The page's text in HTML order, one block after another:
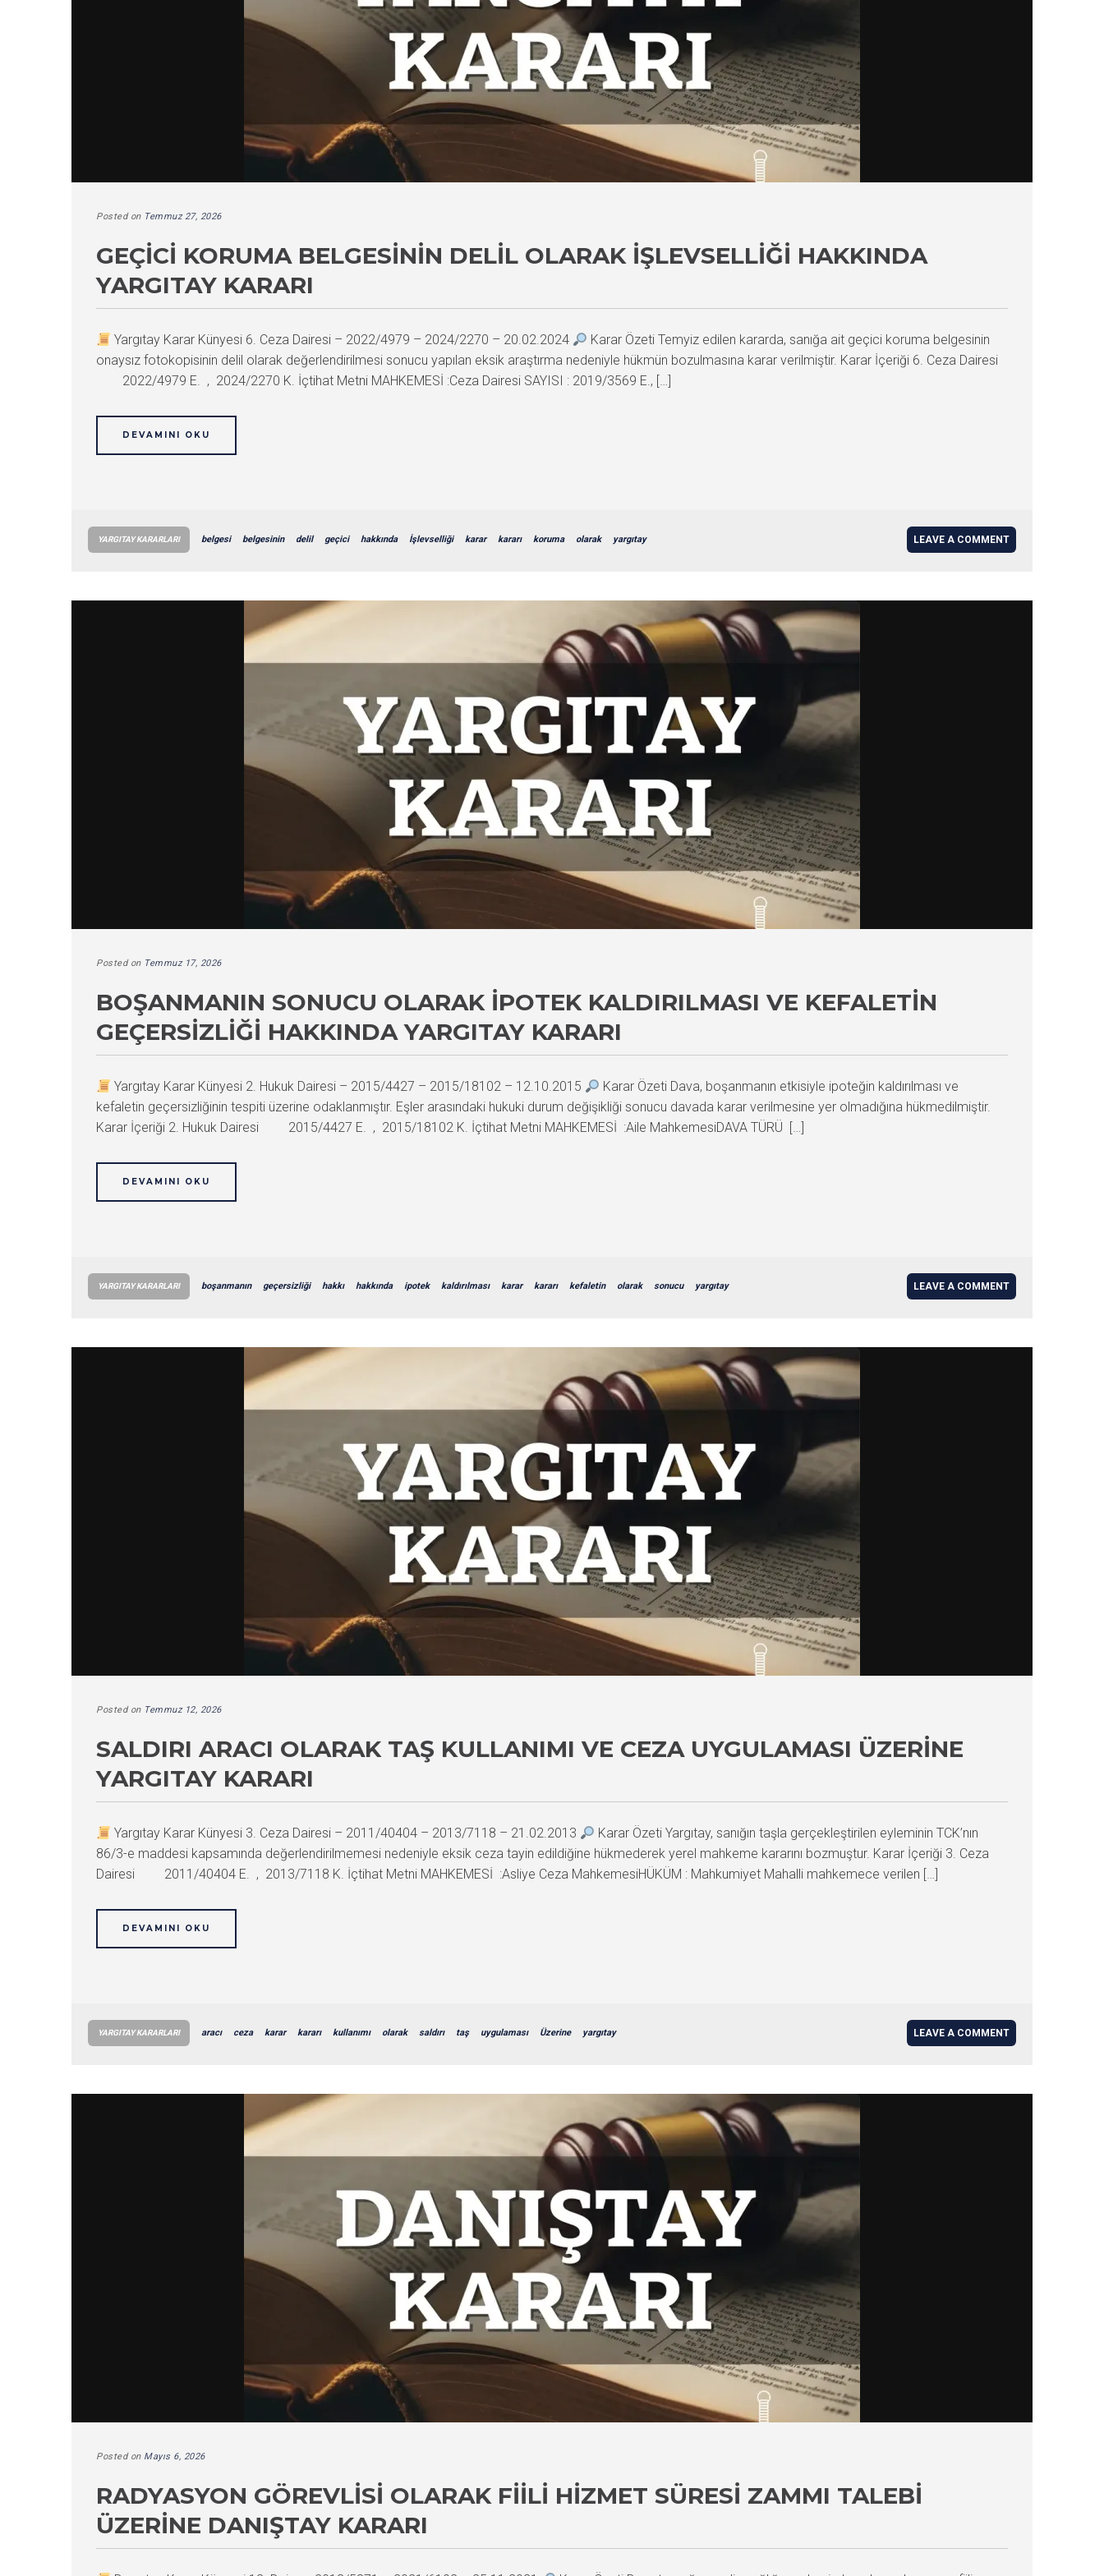
Posted on Temmuz 27, 2026
GEÇICI KORUMA BELGESININ DELIL OLARAK İŞLEVSELLIĞI HAKKINDA
YARGITAY KARARI
Yargıtay Karar Künyesi 6. Ceza Dairesi – 2022/4979 – 2024/2270 – 20.02.2024
Karar Özeti Temyiz edilen kararda, sanığa ait geçici koruma belgesinin
onaysız fotokopisinin delil olarak değerlendirilmesi sonucu yapılan eksik araştırma nedeniyle hükmün bozulmasına karar verilmiştir. Karar İçeriği 6. Ceza Dairesi
2022/4979 E. , 2024/2270 K. İçtihat Metni MAHKEMESİ :Ceza Dairesi SAYISI : 2019/3569 E., […]
DEVAMINI OKU
YARGITAY KARARLARI belgesi belgesinin delil geçici hakkında İşlevselliği karar kararı koruma olarak yargıtay LEAVE A COMMENT
Posted on Temmuz 17, 2026
BOŞANMANIN SONUCU OLARAK İPOTEK KALDIRILMASI VE KEFALETIN
GEÇERSIZLIĞI HAKKINDA YARGITAY KARARI
Yargıtay Karar Künyesi 2. Hukuk Dairesi – 2015/4427 – 2015/18102 – 12.10.2015
Karar Özeti Dava, boşanmanın etkisiyle ipoteğin kaldırılması ve
kefaletin geçersizliğinin tespiti üzerine odaklanmıştır. Eşler arasındaki hukuki durum değişikliği sonucu davada karar verilmesine yer olmadığına hükmedilmiştir.
Karar İçeriği 2. Hukuk Dairesi 2015/4427 E. , 2015/18102 K. İçtihat Metni MAHKEMESİ :Aile MahkemesiDAVA TÜRÜ […]
DEVAMINI OKU
YARGITAY KARARLARI boşanmanın geçersizliği hakkı hakkında ipotek kaldırılması karar kararı kefaletin olarak sonucu yargıtay LEAVE A COMMENT
Posted on Temmuz 12, 2026
SALDIRI ARACI OLARAK TAŞ KULLANIMI VE CEZA UYGULAMASI ÜZERINE
YARGITAY KARARI
Yargıtay Karar Künyesi 3. Ceza Dairesi – 2011/40404 – 2013/7118 – 21.02.2013
Karar Özeti Yargıtay, sanığın taşla gerçekleştirilen eyleminin TCK’nın
86/3-e maddesi kapsamında değerlendirilmemesi nedeniyle eksik ceza tayin edildiğine hükmederek yerel mahkeme kararını bozmuştur. Karar İçeriği 3. Ceza
Dairesi 2011/40404 E. , 2013/7118 K. İçtihat Metni MAHKEMESİ :Asliye Ceza MahkemesiHÜKÜM : Mahkumiyet Mahalli mahkemece verilen […]
DEVAMINI OKU
YARGITAY KARARLARI aracı ceza karar kararı kullanımı olarak saldırı taş uygulaması Üzerine yargıtay LEAVE A COMMENT
Posted on Mayıs 6, 2026
RADYASYON GÖREVLISI OLARAK FIILI HIZMET SÜRESI ZAMMI TALEBI
ÜZERINE DANIŞTAY KARARI